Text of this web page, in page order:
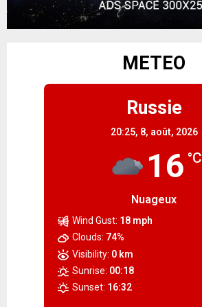
METEO
Russie
20:25, 8, août, 2026
16 °C
Nuageux
Wind Gust: 18 mph
Clouds: 74%
Visibility: 0 km
Sunrise: 00:18
Sunset: 16:32